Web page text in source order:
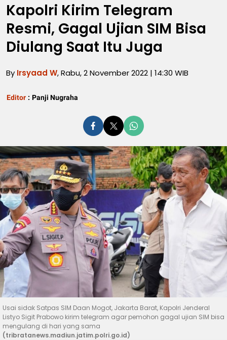
Kapolri Kirim Telegram
Resmi, Gagal Ujian SIM Bisa
Diulang Saat Itu Juga
By Irsyaad W, Rabu, 2 November 2022 | 14:30 WIB
Editor : Panji Nugraha
Usai sidak Satpas SIM Daan Mogot, Jakarta Barat, Kapolri Jenderal
Listyo Sigit Prabowo kirim telegram agar pemohon gagal ujian SIM bisa
mengulang di hari yang sama
(tribratanews.madiun.jatim.polri.go.id)